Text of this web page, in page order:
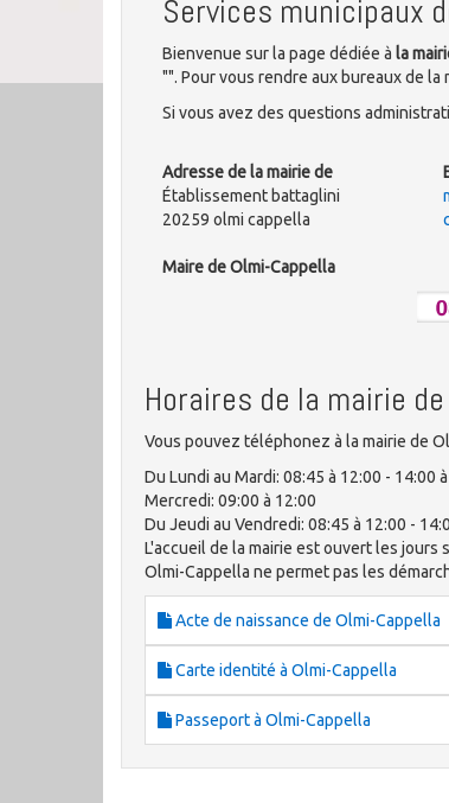
Services municipaux
Bienvenue sur la page dédiée à la
"". Pour vous rendre aux bureaux de
Si vous avez des questions
Adresse de la mairie de
Établissement battaglini
20259 olmi cappella
Maire de Olmi-Cappella
Horaires de la mairie
Vous pouvez téléphonez à la mairie de
Du Lundi au Mardi: 08:45 à 12:00 - 14:00
Mercredi: 09:00 à 12:00
Du Jeudi au Vendredi: 08:45 à 12:00 -
L'accueil de la mairie est ouvert les jours
Olmi-Cappella ne permet pas les
Acte de naissance de Olmi-Cappella
Carte identité à Olmi-Cappella
Passeport à Olmi-Cappella